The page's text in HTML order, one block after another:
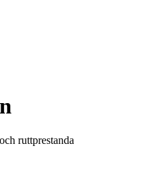
ruttprestanda